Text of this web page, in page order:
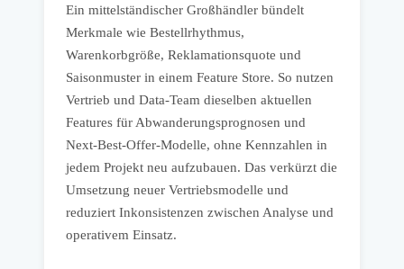
Ein mittelständischer Großhändler bündelt
Merkmale wie Bestellrhythmus,
Warenkorbgröße, Reklamationsquote und
Saisonmuster in einem Feature Store. So nutzen
Vertrieb und Data-Team dieselben aktuellen
Features für Abwanderungsprognosen und
Next-Best-Offer-Modelle, ohne Kennzahlen in
jedem Projekt neu aufzubauen. Das verkürzt die
Umsetzung neuer Vertriebsmodelle und
reduziert Inkonsistenzen zwischen Analyse und
operativem Einsatz.